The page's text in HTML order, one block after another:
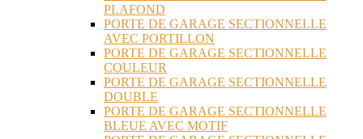
PLAFOND
PORTE DE GARAGE SECTIONNELLE
AVEC PORTILLON
PORTE DE GARAGE SECTIONNELLE
COULEUR
PORTE DE GARAGE SECTIONNELLE
DOUBLE
PORTE DE GARAGE SECTIONNELLE
BLEUE AVEC MOTIF